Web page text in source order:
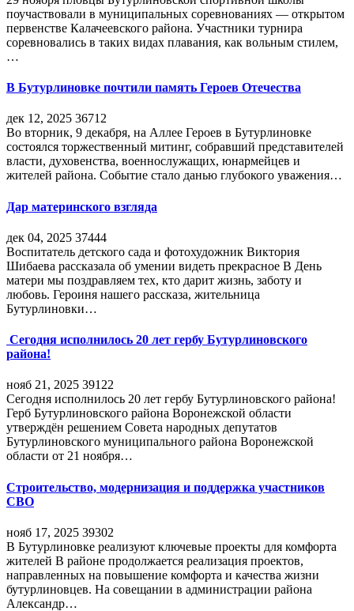
поучаствовали в муниципальных соревнованиях — открытом
первенстве Калачеевского района. Участники турнира
соревновались в таких видах плавания, как вольным стилем,
…
В Бутурлиновке почтили память Героев Отечества
дек 12, 2025 36712
Во вторник, 9 декабря, на Аллее Героев в Бутурлиновке
состоялся торжественный митинг, собравший представителей
власти, духовенства, военнослужащих, юнармейцев и
жителей района. Событие стало данью глубокого уважения…
Дар материнского взгляда
дек 04, 2025 37444
Воспитатель детского сада и фотохудожник Виктория
Шибаева рассказала об умении видеть прекрасное В День
матери мы поздравляем тех, кто дарит жизнь, заботу и
любовь. Героиня нашего рассказа, жительница
Бутурлиновки…
Сегодня исполнилось 20 лет гербу Бутурлиновского
района!
нояб 21, 2025 39122
Сегодня исполнилось 20 лет гербу Бутурлиновского района!
Герб Бутурлиновского района Воронежской области
утверждён решением Совета народных депутатов
Бутурлиновского муниципального района Воронежской
области от 21 ноября…
Строительство, модернизация и поддержка участников
СВО
нояб 17, 2025 39302
В Бутурлиновке реализуют ключевые проекты для комфорта
жителей В районе продолжается реализация проектов,
направленных на повышение комфорта и качества жизни
бутурлиновцев. На совещании в администрации района
Александр…